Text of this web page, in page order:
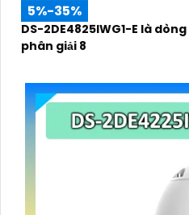
5%-35%
DS-2DE4825IWG1-E là
phân giải 8